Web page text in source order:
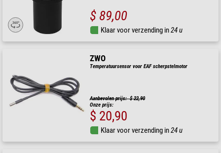
$ 89,00
Klaar voor verzending in24 u
ZWO
Temperatuursensor voor EAF scherpstelmotor
Aanbevolen prijs: $ 22,90
Onze prijs:
$ 20,90
Klaar voor verzending in24 u